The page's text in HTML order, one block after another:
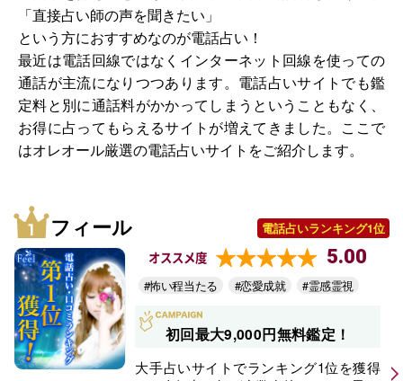
「直接占い師の声を聞きたい」
という方におすすめなのが電話占い！
最近は電話回線ではなくインターネット回線を使っての
通話が主流になりつつあります。電話占いサイトでも鑑
定料と別に通話料がかかってしまうということもなく、
お得に占ってもらえるサイトが増えてきました。ここで
はオレオール厳選の電話占いサイトをご紹介します。
フィール 電話占いランキング1位
オススメ度 5.00
#怖い程当たる #恋愛成就 #霊感霊視
初回最大9,000円無料鑑定！
大手占いサイトでランキング1位を獲得